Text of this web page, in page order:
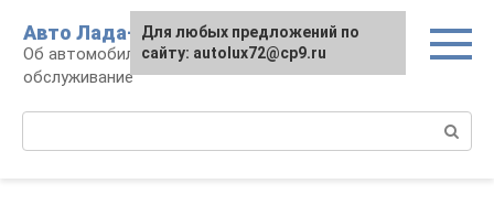
контенту
Авто Лада-люкс
Об автомобилях LADA: эксплуатация и
обслуживание
Для любых предложений по
сайту: autolux72@cp9.ru